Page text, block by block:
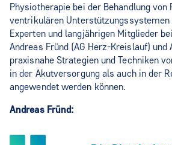
Physiotherapie bei der Behandlung
ventrikulären Unterstützungssystemen
Experten und langjährigen Mitglieder
Andreas Fründ (AG Herz-Kreislauf) und
praxisnahe Strategien und Techniken
in der Akutversorgung als auch in der
angewendet werden können.
Andreas Fründ: